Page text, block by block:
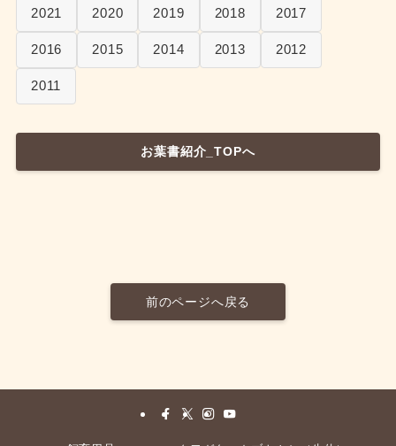
2021 2020 2019 2018 2017
2016 2015 2014 2013 2012
2011
お葉書紹介_TOPへ
前のページへ戻る